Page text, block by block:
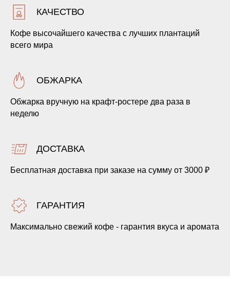
КАЧЕСТВО
Кофе высочайшего качества с лучших плантаций
всего мира
ОБЖАРКА
Обжарка вручную на крафт-ростере два раза в
неделю
ДОСТАВКА
Бесплатная доставка при заказе на сумму от 3000 ₽
ГАРАНТИЯ
Максимально свежий кофе - гарантия вкуса и аромата